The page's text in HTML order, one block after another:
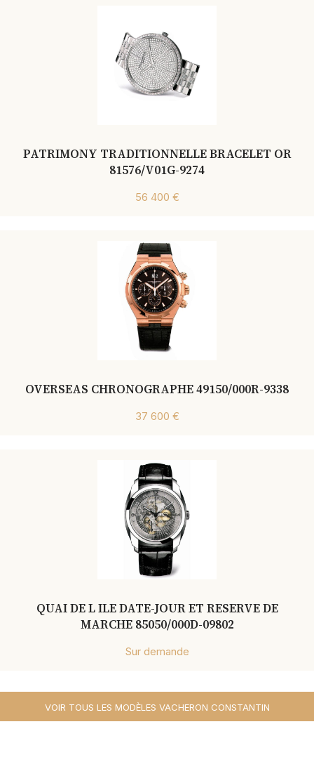
PATRIMONY TRADITIONNELLE BRACELET OR
81576/V01G-9274
56 400 €
OVERSEAS CHRONOGRAPHE 49150/000R-9338
37 600 €
QUAI DE L ILE DATE-JOUR ET RESERVE DE
MARCHE 85050/000D-09802
Sur demande
VOIR TOUS LES MODÈLES VACHERON CONSTANTIN